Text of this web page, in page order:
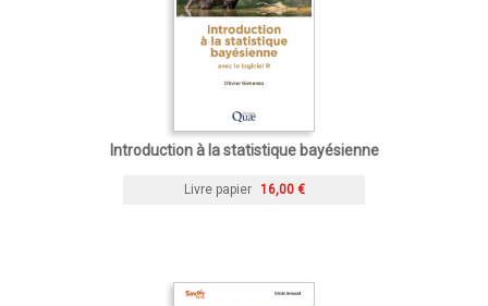
Introduction à la statistique bayésienne
Livre papier 16,00 €